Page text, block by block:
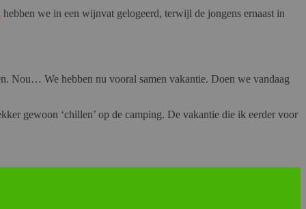
hebben we in een wijnvat gelogeerd, terwijl de jongens ernaast in
Nou… We hebben nu vooral samen vakantie. Doen we vandaag
gewoon ‘chillen’ op de camping. De vakantie die ik eerder voor